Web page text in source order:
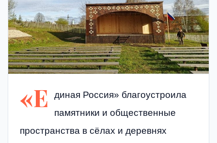
«Е
диная Россия» благоустроила
памятники и общественные
пространства в сёлах и деревнях